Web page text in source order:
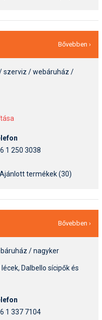
Bővebben ›
szerviz / webáruház /
1 250 3038
Ajánlott termékek (30)
Bővebben ›
/ nagyker
Dalbello sícipők és
1 337 7104